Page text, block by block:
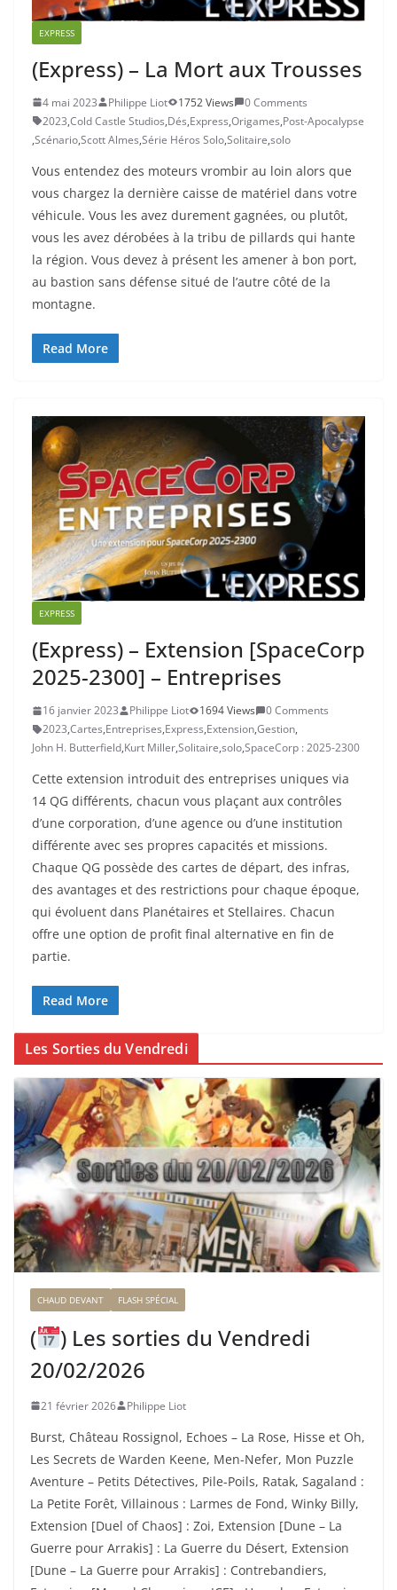
EXPRESS
(Express) – La Mort aux Trousses
4 mai 2023 Philippe Liot 1752 Views
0 Comments
2023,Cold Castle Studios,Dés,Express,Origames,Post-Apocalypse
,Scénario,Scott Almes,Série Héros Solo,Solitaire,solo
Vous entendez des moteurs vrombir au loin alors que
vous chargez la dernière caisse de matériel dans votre
véhicule. Vous les avez durement gagnées, ou plutôt,
vous les avez dérobées à la tribu de pillards qui hante
la région. Vous devez à présent les amener à bon port,
au bastion sans défense situé de l’autre côté de la
montagne.
Read More
EXPRESS
(Express) – Extension [SpaceCorp
2025-2300] – Entreprises
16 janvier 2023 Philippe Liot 1694 Views
0 Comments
2023,Cartes,Entreprises,Express,Extension,Gestion,
John H. Butterfield,Kurt Miller,Solitaire,solo,SpaceCorp : 2025-2300
Cette extension introduit des entreprises uniques via
14 QG différents, chacun vous plaçant aux contrôles
d’une corporation, d’une agence ou d’une institution
différente avec ses propres capacités et missions.
Chaque QG possède des cartes de départ, des infras,
des avantages et des restrictions pour chaque époque,
qui évoluent dans Planétaires et Stellaires. Chacun
offre une option de profit final alternative en fin de
partie.
Read More
Les Sorties du Vendredi
CHAUD DEVANT FLASH SPÉCIAL
(
) Les sorties du Vendredi
20/02/2026
21 février 2026 Philippe Liot
Burst, Château Rossignol, Echoes – La Rose, Hisse et Oh,
Les Secrets de Warden Keene, Men-Nefer, Mon Puzzle
Aventure – Petits Détectives, Pile-Poils, Ratak, Sagaland :
La Petite Forêt, Villainous : Larmes de Fond, Winky Billy,
Extension [Duel of Chaos] : Zoi, Extension [Dune – La
Guerre pour Arrakis] : La Guerre du Désert, Extension
[Dune – La Guerre pour Arrakis] : Contrebandiers,